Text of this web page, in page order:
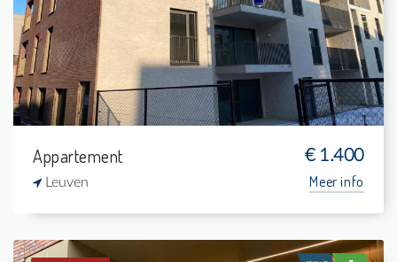
8 m²
88 m²
Appartement € 1.400
Leuven Meer info